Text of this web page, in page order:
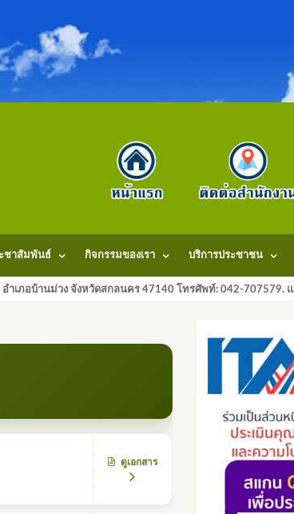
ชาสัมพันธ์ กิจกรรมของเรา บริการประชาชน
เภอบ้านม่วง จังหวัดสกลนคร 47140 โทรศัพท์: 042-707579. แ
ดูเอกสาร